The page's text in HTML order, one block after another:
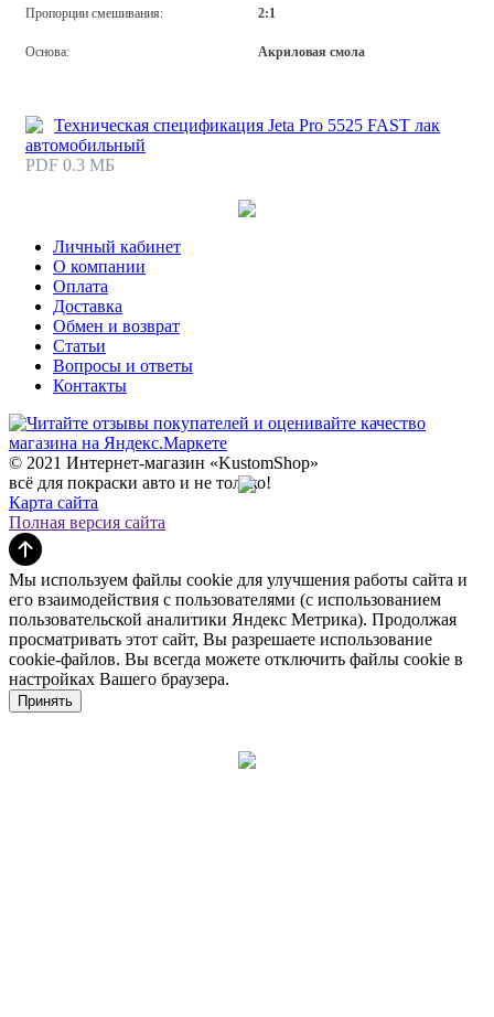
Пропорции смешивания: 2:1
Основа: Акриловая смола
Техническая спецификация Jeta Pro 5525 FAST лак
автомобильный
PDF 0.3 МБ
Личный кабинет
О компании
Оплата
Доставка
Обмен и возврат
Статьи
Вопросы и ответы
Контакты
© 2021 Интернет-магазин «KustomShop»
всё для покраски авто и не только!
Карта сайта
Полная версия сайта
Мы используем файлы cookie для улучшения работы сайта и
его взаимодействия с пользователями (с использованием
пользовательской аналитики Яндекс Метрика). Продолжая
просматривать этот сайт, Вы разрешаете использование
cookie-файлов. Вы всегда можете отключить файлы cookie в
настройках Вашего браузера.
Принять